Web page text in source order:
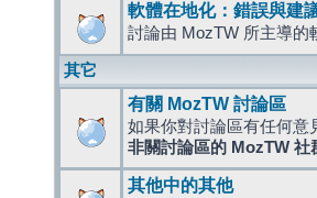
軟體在地化：錯誤與建
討論由 MozTW 所主導的
其它
有關 MozTW 討論區
如果你對討論區有任何意
非關討論區的 MozTW 社
其他中的其他